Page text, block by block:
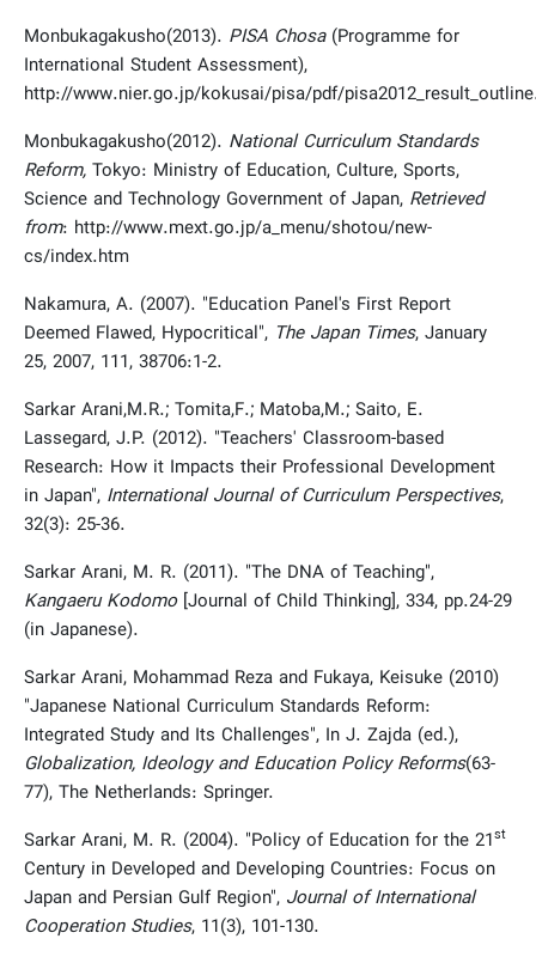
Monbukagakusho(2013). PISA Chosa (Programme for
International Student Assessment),
http://www.nier.go.jp/kokusai/pisa/pdf/
Monbukagakusho(2012). National Curriculum Standards
Reform, Tokyo: Ministry of Education, Culture, Sports,
Science and Technology Government of Japan, Retrieved
from: http://www.mext.go.jp/a_menu/shotou/new-
cs/index.htm
Nakamura, A. (2007). "Education Panel's First Report
Deemed Flawed, Hypocritical", The Japan Times, January
25, 2007, 111, 38706:1-2.
Sarkar Arani,M.R.; Tomita,F.; Matoba,M.; Saito, E.
Lassegard, J.P. (2012). "Teachers' Classroom-based
Research: How it Impacts their Professional Development
in Japan", International Journal of Curriculum Perspectives,
32(3): 25-36.
Sarkar Arani, M. R. (2011). "The DNA of Teaching",
Kangaeru Kodomo[Journal of Child Thinking], 334, pp.24-29
(in Japanese).
Sarkar Arani, Mohammad Reza and Fukaya, Keisuke (2010)
"Japanese National Curriculum Standards Reform:
Integrated Study and Its Challenges", In J. Zajda (ed.),
Globalization, Ideology and Education Policy Reforms(63-
77), The Netherlands: Springer.
Sarkar Arani, M. R. (2004). "Policy of Education for the 21st
Century in Developed and Developing Countries: Focus on
Japan and Persian Gulf Region", Journal of International
Cooperation Studies, 11(3), 101-130.